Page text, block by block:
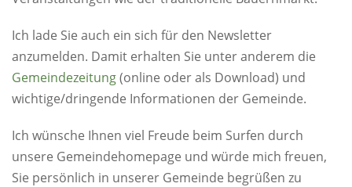
Ich lade Sie auch ein sich für den Newsletter
anzumelden. Damit erhalten Sie unter anderem die
Gemeindezeitung(online oder als Download) und
wichtige/dringende Informationen der Gemeinde.
Ich wünsche Ihnen viel Freude beim Surfen durch
unsere Gemeindehomepage und würde mich freuen,
Sie persönlich in unserer Gemeinde begrüßen zu